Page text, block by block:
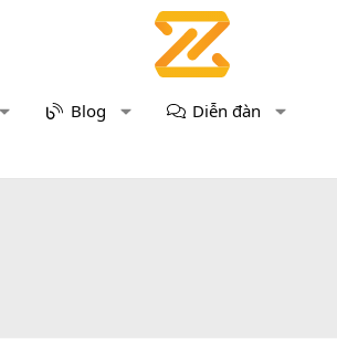
Blog Diễn đàn